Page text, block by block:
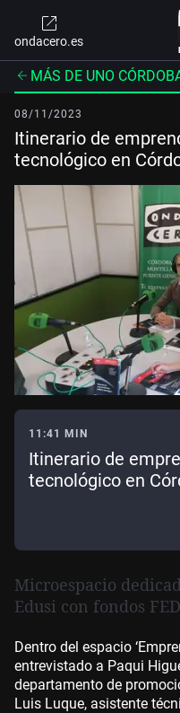
ondacero.es
MÁS DE UNO
08/11/2023
Itinerario de
tecnológico en
11:41 MIN
Itinerario de
tecnológico en
Microespacio
Edusi con fondos
Dentro del espacio
entrevistado a Paqui
departamento de
Luis Luque, asistente